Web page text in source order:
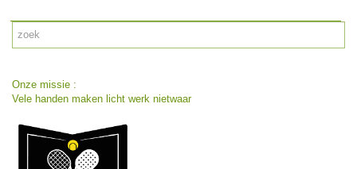
Onze missie :
Vele handen maken licht werk nietwaar